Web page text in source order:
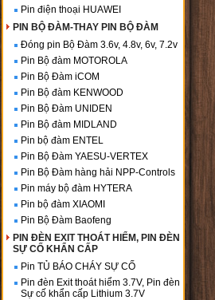
Pin điện thoại HUAWEI
PIN BỘ ĐÀM-THAY PIN BỘ ĐÀM
Đóng pin Bộ Đàm 3.6v, 4.8v, 6v, 7.2v
Pin Bộ đàm MOTOROLA
Pin Bộ Đàm iCOM
Pin Bộ đàm KENWOOD
Pin Bộ Đàm UNIDEN
Pin Bộ đàm MIDLAND
Pin bộ đàm ENTEL
Pin Bộ Đàm YAESU-VERTEX
Pin Bộ Đàm hàng hải NPP-Controls
Pin máy bộ đàm HYTERA
Pin bộ đàm XIAOMI
Pin Bộ Đàm Baofeng
PIN ĐÈN EXIT THOÁT HIỂM, PIN ĐÈN
SỰ CỐ KHẨN CẤP
Pin TỦ BÁO CHÁY SỰ CỐ
Pin đèn Exit thoát hiểm 3.7V, Pin đèn
Sự cố khẩn cấp Lithium 3.7V